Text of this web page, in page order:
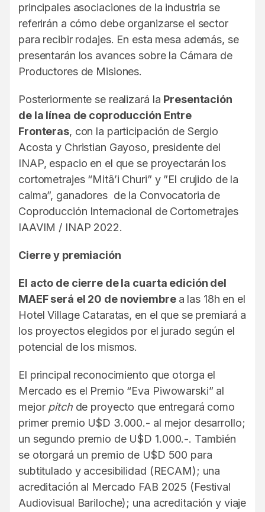
principales asociaciones de la industria se
referirán a cómo debe organizarse el sector
para recibir rodajes. En esta mesa además, se
presentarán los avances sobre la Cámara de
Productores de Misiones.
Posteriormente se realizará la Presentación
de la línea de coproducción Entre
Fronteras, con la participación de Sergio
Acosta y Christian Gayoso, presidente del
INAP, espacio en el que se proyectarán los
cortometrajes “Mitâ’i Churi” y ”El crujido de la
calma”, ganadores de la Convocatoria de
Coproducción Internacional de Cortometrajes
IAAVIM / INAP 2022.
Cierre y premiación
El acto de cierre de la cuarta edición del
MAEF será el 20 de noviembre a las 18h en el
Hotel Village Cataratas, en el que se premiará a
los proyectos elegidos por el jurado según el
potencial de los mismos.
El principal reconocimiento que otorga el
Mercado es el Premio “Eva Piwowarski” al
mejor pitchde proyecto que entregará como
primer premio U$D 3.000.- al mejor desarrollo;
un segundo premio de U$D 1.000.-. También
se otorgará un premio de U$D 500 para
subtitulado y accesibilidad (RECAM); una
acreditación al Mercado FAB 2025 (Festival
Audiovisual Bariloche); una acreditación y viaje